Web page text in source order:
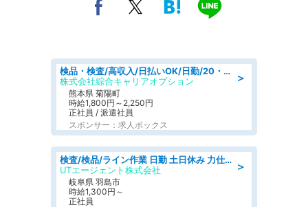
＞
検品・検査/高収入/日払いOK/日勤/20・30・40代活躍中/製造 工場
株式会社綜合キャリアオプション
熊本県 菊陽町
時給1,800円～2,250円
正社員 / 派遣社員
スポンサー：求人ボックス
＞
検査/検品/ライン作業 日勤 土日休み 力仕事ほぼなし 座り作業メイン 検品·検査
UTエージェント株式会社
岐阜県 羽島市
時給1,300円～
正社員